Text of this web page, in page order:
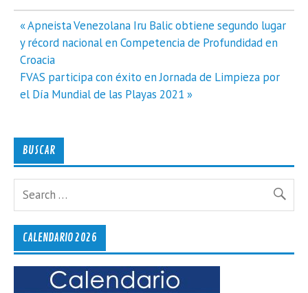
Navegación
de
entradas
« Apneista Venezolana Iru Balic obtiene segundo lugar
y récord nacional en Competencia de Profundidad en
Croacia
FVAS participa con éxito en Jornada de Limpieza por
el Día Mundial de las Playas 2021 »
BUSCAR
CALENDARIO 2026